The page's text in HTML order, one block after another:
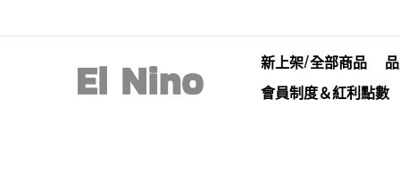
新上架/全部商品
會員制度＆紅利點數